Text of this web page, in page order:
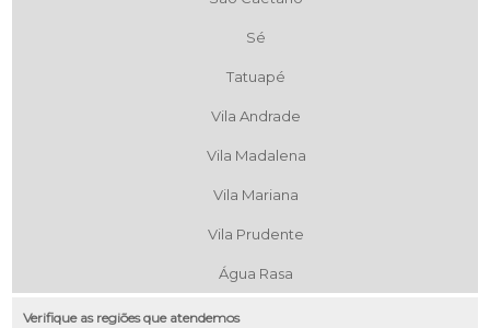
Sé
Tatuapé
Vila Andrade
Vila Madalena
Vila Mariana
Vila Prudente
Água Rasa
Verifique as regiões que atendemos